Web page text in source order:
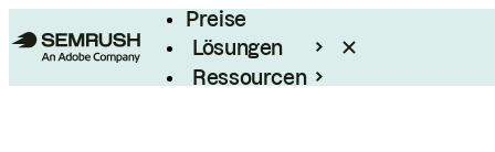
Preise
Lösungen
Ressourcen